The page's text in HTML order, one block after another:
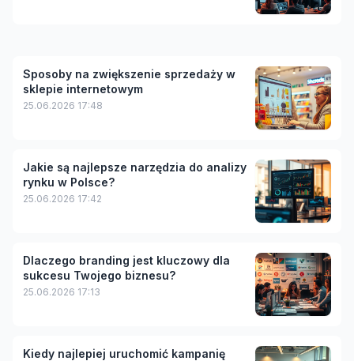
Sposoby na zwiększenie sprzedaży w
sklepie internetowym
25.06.2026 17:48
Jakie są najlepsze narzędzia do analizy
rynku w Polsce?
25.06.2026 17:42
Dlaczego branding jest kluczowy dla
sukcesu Twojego biznesu?
25.06.2026 17:13
Kiedy najlepiej uruchomić kampanię